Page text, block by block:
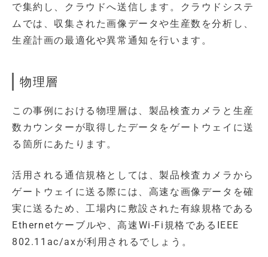
で集約し、クラウドへ送信します。クラウドシステ
ムでは、収集された画像データや生産数を分析し、
生産計画の最適化や異常通知を行います。
物理層
この事例における物理層は、製品検査カメラと生産
数カウンターが取得したデータをゲートウェイに送
る箇所にあたります。
活用される通信規格としては、製品検査カメラから
ゲートウェイに送る際には、高速な画像データを確
実に送るため、工場内に敷設された有線規格である
Ethernetケーブルや、高速Wi-Fi規格であるIEEE
802.11ac/axが利用されるでしょう。